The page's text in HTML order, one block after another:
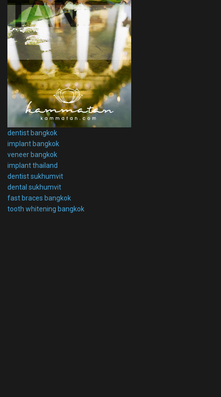
dentist bangkok
implant bangkok
veneer bangkok
implant thailand
dentist sukhumvit
dental sukhumvit
fast braces bangkok
tooth whitening bangkok